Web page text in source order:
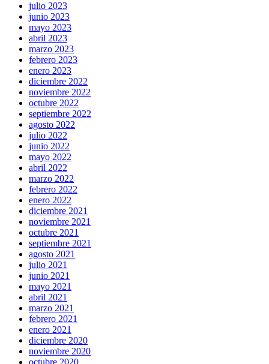
julio 2023
junio 2023
mayo 2023
abril 2023
marzo 2023
febrero 2023
enero 2023
diciembre 2022
noviembre 2022
octubre 2022
septiembre 2022
agosto 2022
julio 2022
junio 2022
mayo 2022
abril 2022
marzo 2022
febrero 2022
enero 2022
diciembre 2021
noviembre 2021
octubre 2021
septiembre 2021
agosto 2021
julio 2021
junio 2021
mayo 2021
abril 2021
marzo 2021
febrero 2021
enero 2021
diciembre 2020
noviembre 2020